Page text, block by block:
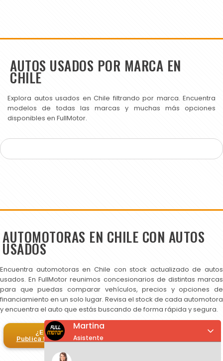
AUTOS USADOS POR MARCA EN
CHILE
Explora autos usados en Chile filtrando por marca. Encuentra
modelos de todas las marcas y muchas más opciones
disponibles en FullMotor.
AUTOMOTORAS EN CHILE CON AUTOS
USADOS
Encuentra automotoras en Chile con stock actualizado de autos
usados. En FullMotor reunimos concesionarios de distintas marcas
para que puedas comparar vehículos, precios y opciones de
financiamiento en un solo lugar. Revisa el stock de cada automotora
y encuentra el auto que estás buscando de forma rápida y segura.
¿Eres automotora?
Publica tus autos en FullMotor
Martina
Asistente